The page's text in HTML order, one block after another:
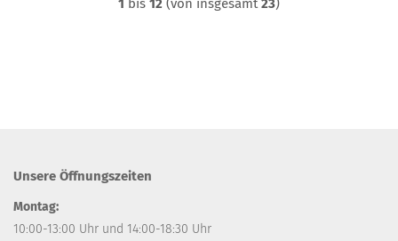
1 bis 12 (von insgesamt23)
Unsere Öffnungszeiten
Montag:
10:00-13:00 Uhr und 14:00-18:30 Uhr